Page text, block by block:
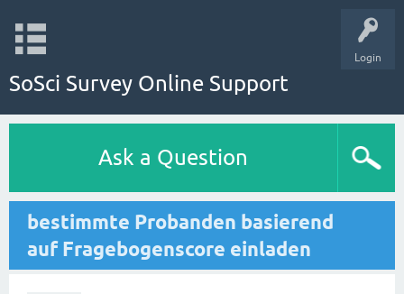
Login
SoSci Survey Online Support
Ask a Question
bestimmte Probanden basierend
auf Fragebogenscore einladen